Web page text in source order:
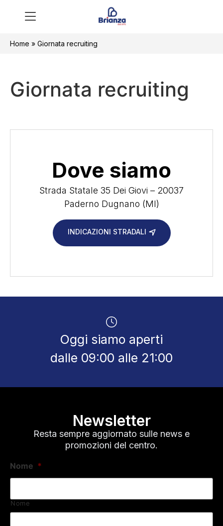
Home » Giornata recruiting
Giornata recruiting
Dove siamo
Strada Statale 35 Dei Giovi – 20037
Paderno Dugnano (MI)
INDICAZIONI STRADALI
Oggi siamo aperti
dalle 09:00 alle 21:00
Newsletter
Resta sempre aggiornato sulle news e
promozioni del centro.
Nome *
Nome